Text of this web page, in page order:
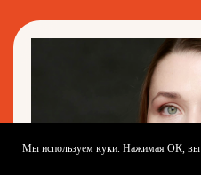
Мы используем куки. Нажимая ОК, вы